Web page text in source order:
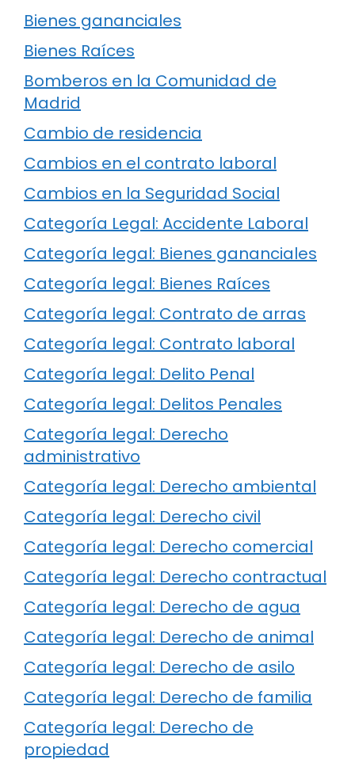
Bienes gananciales
Bienes Raíces
Bomberos en la Comunidad de
Madrid
Cambio de residencia
Cambios en el contrato laboral
Cambios en la Seguridad Social
Categoría Legal: Accidente Laboral
Categoría legal: Bienes gananciales
Categoría legal: Bienes Raíces
Categoría legal: Contrato de arras
Categoría legal: Contrato laboral
Categoría legal: Delito Penal
Categoría legal: Delitos Penales
Categoría legal: Derecho
administrativo
Categoría legal: Derecho ambiental
Categoría legal: Derecho civil
Categoría legal: Derecho comercial
Categoría legal: Derecho contractual
Categoría legal: Derecho de agua
Categoría legal: Derecho de animal
Categoría legal: Derecho de asilo
Categoría legal: Derecho de familia
Categoría legal: Derecho de
propiedad